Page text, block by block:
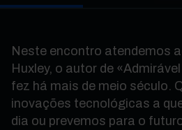
Neste encontro atendemos
Huxley, o autor de
fez há mais de meio século.
inovações tecnológicas a
dia ou prevemos para o